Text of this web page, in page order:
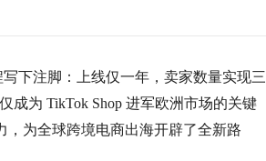
下注脚：上线仅一年，卖家数量实现三
成为 TikTok Shop 进军欧洲市场的关键
为全球跨境电商出海开辟了全新路